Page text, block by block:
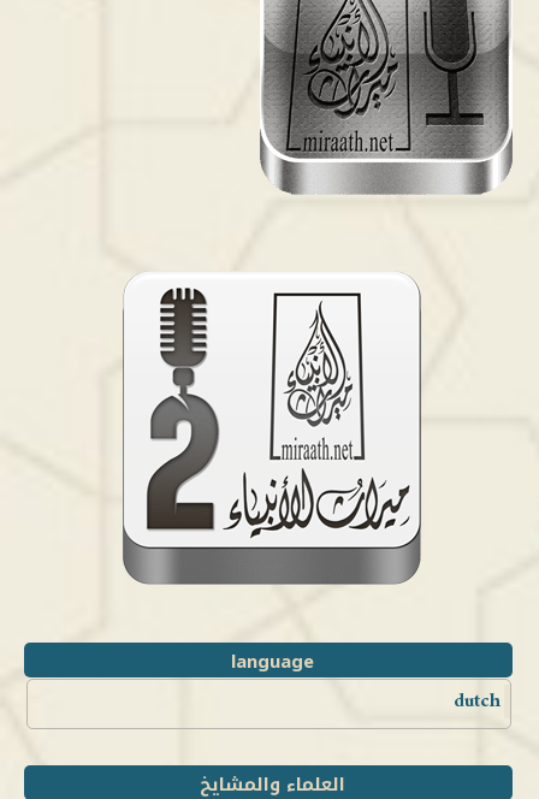
language
dutch
العلماء والمشايخ